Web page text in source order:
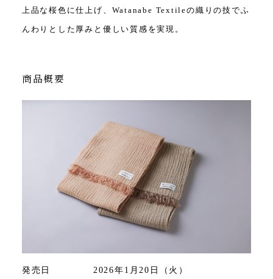
上品な桜色に仕上げ、Watanabe Textileの織りの技でふ
んわりとした厚みと優しい質感を実現。
商品概要
発売日 2026年1月20日（火）